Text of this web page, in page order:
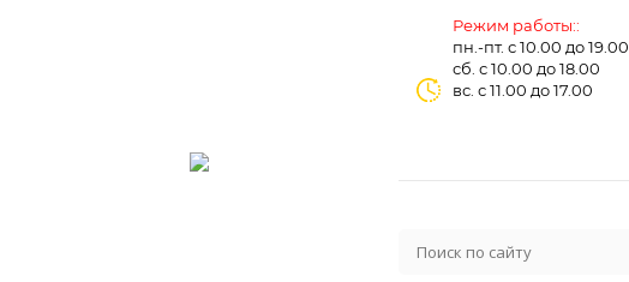
Режим работы::
пн.-пт. с 10.00 до 19.00
сб. с 10.00 до 18.00
вс. с 11.00 до 17.00